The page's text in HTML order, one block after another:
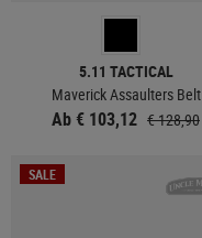
5.11 TACTICAL
Maverick Assaulters Belt
Ab € 103,12 € 128,90
SALE